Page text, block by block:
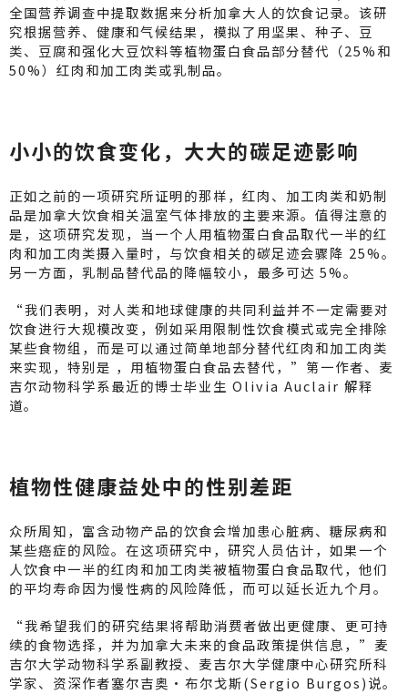
全国营养调查中提取数据来分析加拿大人的饮食记录。该研
究根据营养、健康和气候结果，模拟了用坚果、种子、豆
类、豆腐和强化大豆饮料等植物蛋白食品部分替代（25%和
50%）红肉和加工肉类或乳制品。
小小的饮食变化，大大的碳足迹影响
正如之前的一项研究所证明的那样，红肉、加工肉类和奶制
品是加拿大饮食相关温室气体排放的主要来源。值得注意的
是，这项研究发现，当一个人用植物蛋白食品取代一半的红
肉和加工肉类摄入量时，与饮食相关的碳足迹会骤降 25%。
另一方面，乳制品替代品的降幅较小，最多可达 5%。
“我们表明，对人类和地球健康的共同利益并不一定需要对
饮食进行大规模改变，例如采用限制性饮食模式或完全排除
某些食物组，而是可以通过简单地部分替代红肉和加工肉类
来实现，特别是 ，用植物蛋白食品去替代，”第一作者、麦
吉尔动物科学系最近的博士毕业生 Olivia Auclair 解释
道。
植物性健康益处中的性别差距
众所周知，富含动物产品的饮食会增加患心脏病、糖尿病和
某些癌症的风险。在这项研究中，研究人员估计，如果一个
人饮食中一半的红肉和加工肉类被植物蛋白食品取代，他们
的平均寿命因为慢性病的风险降低，而可以延长近九个月。
“我希望我们的研究结果将帮助消费者做出更健康、更可持
续的食物选择，并为加拿大未来的食品政策提供信息，”麦
吉尔大学动物科学系副教授、麦吉尔大学健康中心研究所科
学家、资深作者塞尔吉奥·布尔戈斯(Sergio Burgos)说。